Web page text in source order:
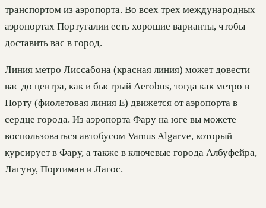
транспортом из аэропорта. Во всех трех международных
аэропортах Португалии есть хорошие варианты, чтобы
доставить вас в город.
Линия метро Лиссабона (красная линия) может довести
вас до центра, как и быстрый Aerobus, тогда как метро в
Порту (фиолетовая линия E) движется от аэропорта в
сердце города. Из аэропорта Фару на юге вы можете
воспользоваться автобусом Vamus Algarve, который
курсирует в Фару, а также в ключевые города Албуфейра,
Лагуну, Портиман и Лагос.